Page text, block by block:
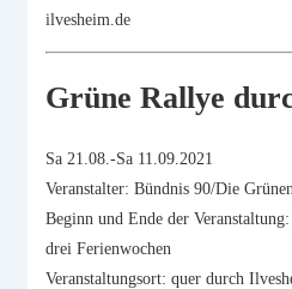
ilvesheim.de
Grüne Rallye
Sa 21.08.-Sa 11.09.2021
Veranstalter: Bündnis 90/Die Grünen
Beginn und Ende der
drei Ferienwochen
Veranstaltungsort: quer durch